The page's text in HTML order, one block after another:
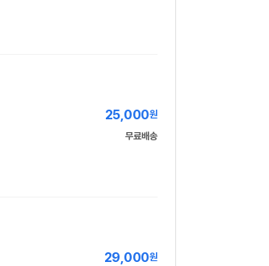
25,000원
무료배송
29,000원